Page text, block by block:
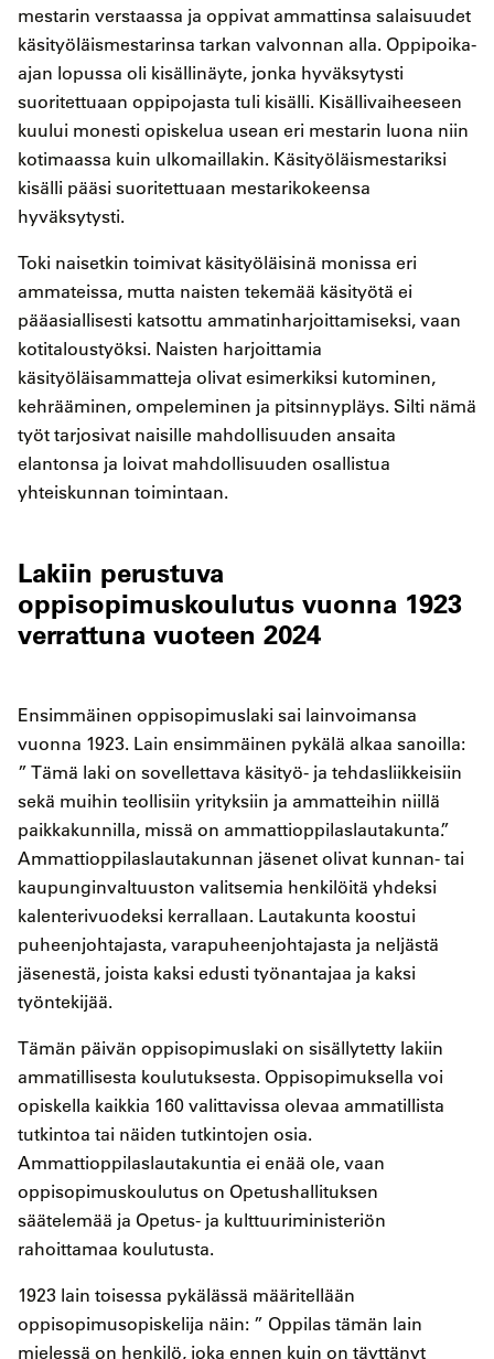
mestarin verstaassa ja oppivat ammattinsa salaisuudet
käsityöläismestarinsa tarkan valvonnan alla. Oppipoika-
ajan lopussa oli kisällinäyte, jonka hyväksytysti
suoritettuaan oppipojasta tuli kisälli. Kisällivaiheeseen
kuului monesti opiskelua usean eri mestarin luona niin
kotimaassa kuin ulkomaillakin. Käsityöläismestariksi
kisälli pääsi suoritettuaan mestarikokeensa
hyväksytysti.
Toki naisetkin toimivat käsityöläisinä monissa eri
ammateissa, mutta naisten tekemää käsityötä ei
pääasiallisesti katsottu ammatinharjoittamiseksi, vaan
kotitaloustyöksi. Naisten harjoittamia
käsityöläisammatteja olivat esimerkiksi kutominen,
kehrääminen, ompeleminen ja pitsinnypläys. Silti nämä
työt tarjosivat naisille mahdollisuuden ansaita
elantonsa ja loivat mahdollisuuden osallistua
yhteiskunnan toimintaan.
Lakiin perustuva
oppisopimuskoulutus vuonna 1923
verrattuna vuoteen 2024
Ensimmäinen oppisopimuslaki sai lainvoimansa
vuonna 1923. Lain ensimmäinen pykälä alkaa sanoilla:
” Tämä laki on sovellettava käsityö- ja tehdasliikkeisiin
sekä muihin teollisiin yrityksiin ja ammatteihin niillä
paikkakunnilla, missä on ammattioppilaslautakunta.”
Ammattioppilaslautakunnan jäsenet olivat kunnan- tai
kaupunginvaltuuston valitsemia henkilöitä yhdeksi
kalenterivuodeksi kerrallaan. Lautakunta koostui
puheenjohtajasta, varapuheenjohtajasta ja neljästä
jäsenestä, joista kaksi edusti työnantajaa ja kaksi
työntekijää.
Tämän päivän oppisopimuslaki on sisällytetty lakiin
ammatillisesta koulutuksesta. Oppisopimuksella voi
opiskella kaikkia 160 valittavissa olevaa ammatillista
tutkintoa tai näiden tutkintojen osia.
Ammattioppilaslautakuntia ei enää ole, vaan
oppisopimuskoulutus on Opetushallituksen
säätelemää ja Opetus- ja kulttuuriministeriön
rahoittamaa koulutusta.
1923 lain toisessa pykälässä määritellään
oppisopimusopiskelija näin: ” Oppilas tämän lain
mielessä on henkilö, joka ennen kuin on täyttänyt